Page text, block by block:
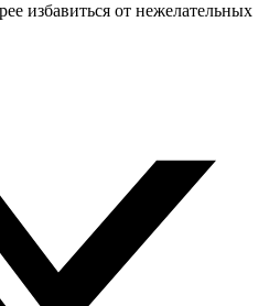
избавиться от нежелательных